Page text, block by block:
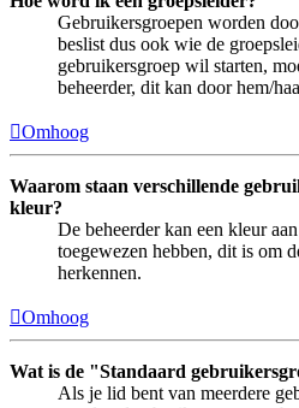
Gebruikersgroepen worden
beslist dus ook wie de
gebruikersgroep wil starten,
beheerder, dit kan door hem/
Omhoog
Waarom staan verschillende
kleur?
De beheerder kan een kleur
toegewezen hebben, dit is om
herkennen.
Omhoog
Wat is de "Standaard
Als je lid bent van meerdere